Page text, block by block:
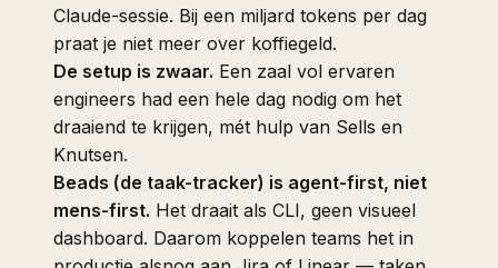
Claude-sessie. Bij een miljard tokens per dag
praat je niet meer over koffiegeld.
De setup is zwaar. Een zaal vol ervaren
engineers had een hele dag nodig om het
draaiend te krijgen, mét hulp van Sells en
Knutsen.
Beads (de taak-tracker) is agent-first, niet
mens-first. Het draait als CLI, geen visueel
dashboard. Daarom koppelen teams het in